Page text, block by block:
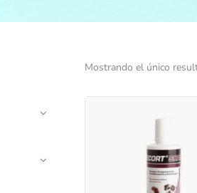
Mostrando el único